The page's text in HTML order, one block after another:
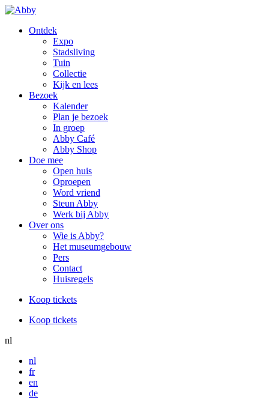
Ontdek
Expo
Stadsliving
Tuin
Collectie
Kijk en lees
Bezoek
Kalender
Plan je bezoek
In groep
Abby Café
Abby Shop
Doe mee
Open huis
Oproepen
Word vriend
Steun Abby
Werk bij Abby
Over ons
Wie is Abby?
Het museumgebouw
Pers
Contact
Huisregels
Koop tickets
Koop tickets
nl
nl
fr
en
de